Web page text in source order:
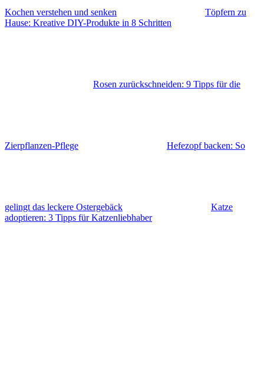
Kochen verstehen und senken
Töpfern zu
Hause: Kreative DIY-Produkte in 8 Schritten
Rosen zurückschneiden: 9 Tipps für die
Zierpflanzen-Pflege Hefezopf backen: So
gelingt das leckere Ostergebäck
Katze
adoptieren: 3 Tipps für Katzenliebhaber